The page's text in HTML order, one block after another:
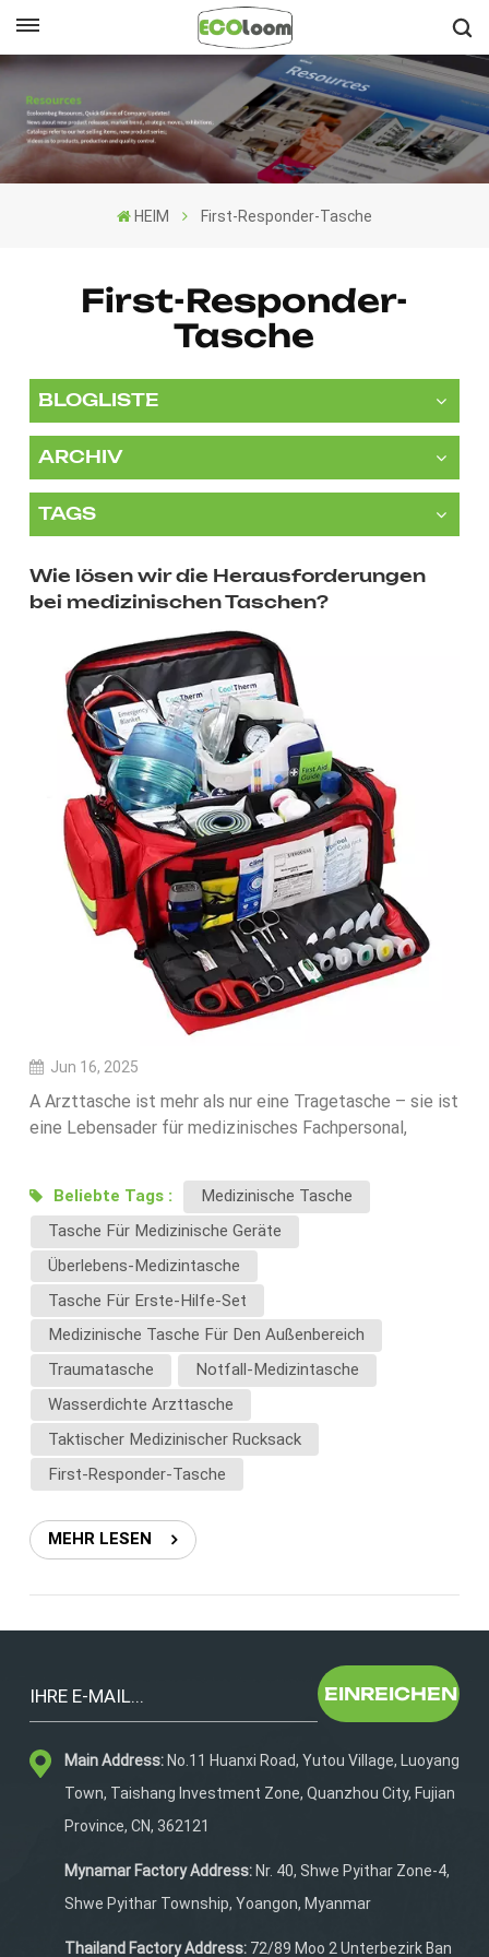
English
Français
HEIM First-Responder-Tasche
First-Responder-
Tasche
BLOGLISTE
ARCHIV
TAGS
Wie lösen wir die Herausforderungen
bei medizinischen Taschen?
Jun 16, 2025
A Arzttasche ist mehr als nur eine Tragetasche – sie ist
eine Lebensader für medizinisches Fachpersonal,
Ob im Notfall, in der häuslichen Pflege, in Kliniken oder
bei Außeneinsätzen – die richtige Medizintasche kann
einen großen Unterschied machen. Wir bei Ecoloombag
kennen die besonderen Herausforderungen, vor denen
Nutzer von Notfalltaschen stehen, und haben
innovative Lösungen entwickelt, um ihre Bedürfnisse zu
erfüllen.🚨 Häufige Herausforderungen bei
medizinischen Taschen1. Unorganisiertes
InterieurProblempunkt: Viele Benutzer beschweren
sich, dass die Arzttaschen überfüllt sind und es
schwierig wird, wichtige Instrumente schnell zu finden.
Lösung: Wir entwickeln medizinische Taschen mit
modularen Fächern, farbcodierten Trennwänden und
transparenten Beuteln für sofortigen Zugriff. Unser
Layout unterstützt die Triage-Logik, sodass wichtige
Unzureichende HaltbarkeitProblempunkt:
Minderwertige Materialien führen zu Verschleiß,
Krankenwagen oder Feldlazaretten. Lösung: Unsere
langlebigen Medizintaschen sind aus
Polyester gefertigt und verfügen über verstärkte
Nähte und YKK-Reißverschlüsse für maximale
Zuverlässigkeit unter Druck. 3. Fehlende
Wasserdichtigkeit oder
KontaminationsschutzProblempunkt: Verschüttete
Wetterbedingungen können den Inhalt beschädigen
oder ein biologisches Gefahrenrisiko darstellen. Lösung:
Beliebte Tags :
Medizinische Tasche
Tasche Für Medizinische Geräte
Überlebens-Medizintasche
Tasche Für Erste-Hilfe-Set
Medizinische Tasche Für Den Außenbereich
Traumatasche
Notfall-Medizintasche
Wasserdichte Arzttasche
Taktischer Medizinischer Rucksack
First-Responder-Tasche
MEHR LESEN
EINREICHEN
Main Address:No.11 Huanxi Road, Yutou Village, Luoyang
Town, Taishang Investment Zone, Quanzhou City, Fujian
Province, CN, 362121
Mynamar Factory Address:Nr. 40, Shwe Pyithar Zone-4,
Shwe Pyithar Township, Yoangon, Myanmar
Thailand Factory Address:72/89 Moo 2 Unterbezirk Ban